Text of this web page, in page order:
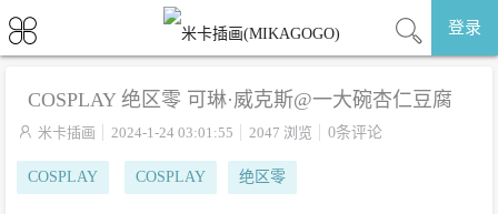
登录
COSPLAY 绝区零 可琳·威克斯@一大碗杏仁豆腐
 米卡插画 2024-1-24 03:01:55 2047 浏览 0条评论
COSPLAY COSPLAY 绝区零